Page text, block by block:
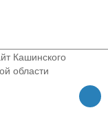
Кашинского
области